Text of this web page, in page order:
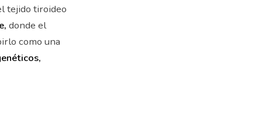
tejido tiroideo
donde el
como una